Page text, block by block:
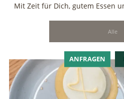
Mit Zeit für Dich, gutem Essen
Alle
ANFRAGEN